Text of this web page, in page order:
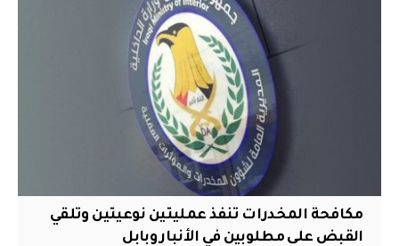
مكافحة المخدرات تنفذ عمليتين نوعيتين وتلقي
القبض على مطلوبين في الأنبار وبابل